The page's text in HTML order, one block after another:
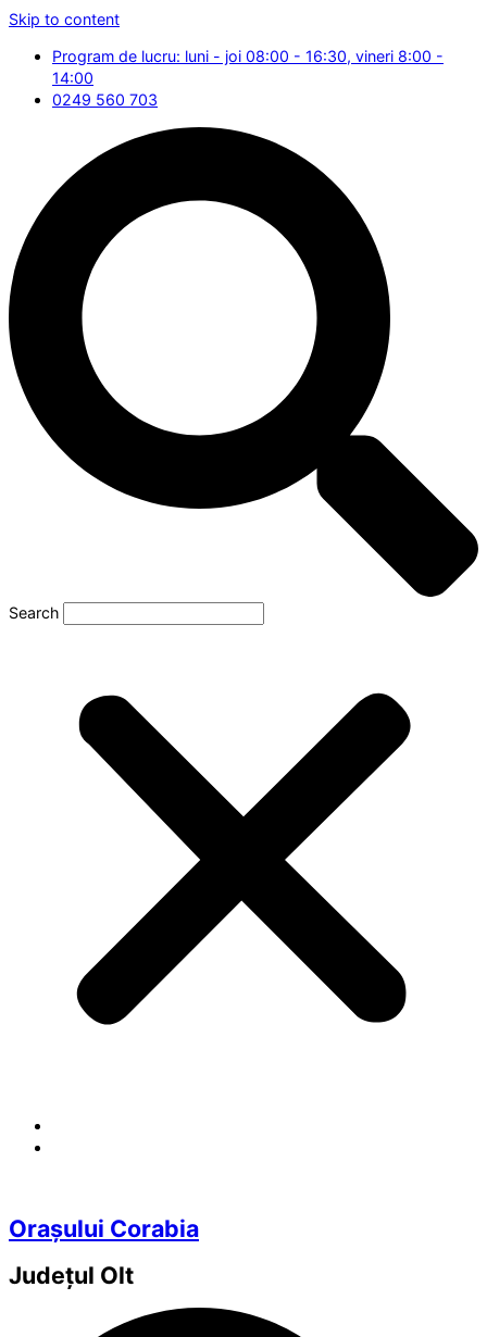
Skip to content
Program de lucru: luni - joi 08:00 - 16:30, vineri 8:00 -
14:00
0249 560 703
Search
Orașului Corabia
Județul Olt